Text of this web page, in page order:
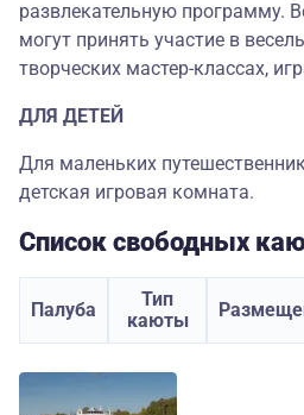
развлекательную программу.
могут принять участие в
творческих мастер-классах,
ДЛЯ ДЕТЕЙ
Для маленьких
детская игровая комната.
Список свободных
Палуба
Тип
каюты